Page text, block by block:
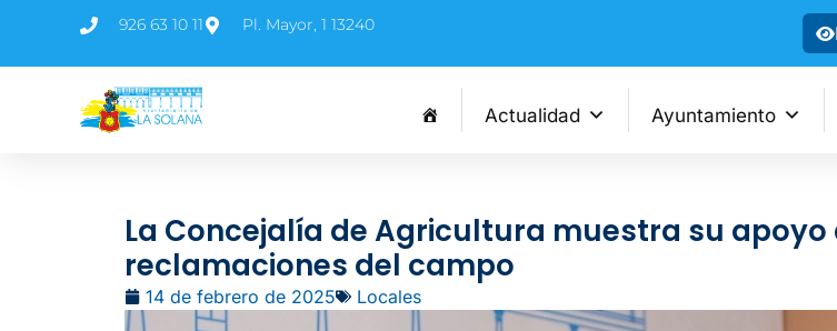
926 63 10 11 Pl. Mayor, 1 13240
Actualidad Ayuntamiento
La Concejalía de Agricultura muestra su apoyo
reclamaciones del campo
14 de febrero de 2025 Locales